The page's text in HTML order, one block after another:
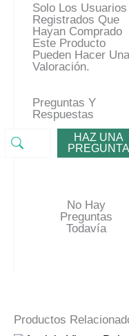
Solo Los Usuarios
Registrados Que
Hayan Comprado
Este Producto
Pueden Hacer Una
Valoración.
Preguntas Y
Respuestas
HAZ UNA
PREGUNTA
No Hay
Preguntas
Todavía
Productos